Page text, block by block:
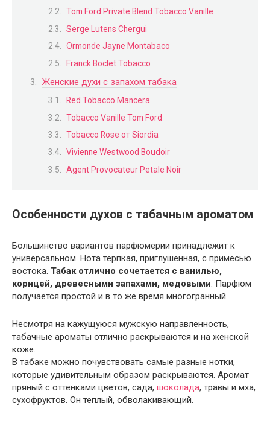
Tom Ford Private Blend Tobacco Vanille
Serge Lutens Chergui
Ormonde Jayne Montabaco
Franck Boclet Tobacco
Женские духи с запахом табака
Red Tobacco Mancera
Tobacco Vanille Tom Ford
Tobacco Rose от Siordia
Vivienne Westwood Boudoir
Agent Provocateur Petale Noir
Особенности духов с табачным ароматом
Большинство вариантов парфюмерии принадлежит к
универсальном. Нота терпкая, приглушенная, с примесью
востока. Табак отлично сочетается с ванилью,
корицей, древесными запахами, медовыми. Парфюм
получается простой и в то же время многогранный.
Несмотря на кажущуюся мужскую направленность,
табачные ароматы отлично раскрываются и на женской
коже.
В табаке можно почувствовать самые разные нотки,
которые удивительным образом раскрываются. Аромат
пряный с оттенками цветов, сада, шоколада, травы и мха,
сухофруктов. Он теплый, обволакивающий.